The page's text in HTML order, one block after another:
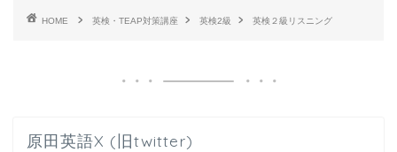
HOME 英検・TEAP対策講座 英検2級 英検２級リスニング
原田英語X (旧twitter)